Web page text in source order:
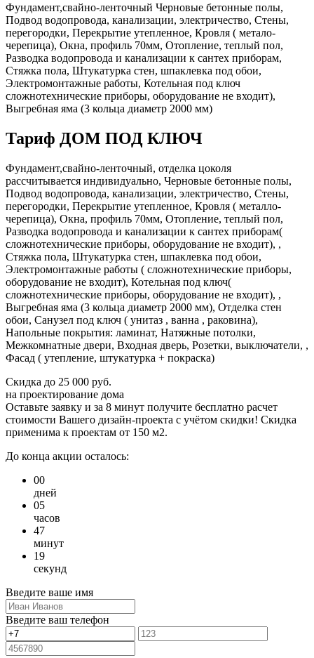
Фундамент,свайно-ленточный Черновые бетонные полы,
Подвод водопровода, канализации, электричество, Стены,
перегородки, Перекрытие утепленное, Кровля ( метало-
черепица), Окна, профиль 70мм, Отопление, теплый пол,
Разводка водопровода и канализации к сантех приборам,
Стяжка пола, Штукатурка стен, шпаклевка под обои,
Электромонтажные работы, Котельная под ключ
сложнотехнические приборы, оборудование не входит),
Выгребная яма (3 кольца диаметр 2000 мм)
Тариф ДОМ ПОД КЛЮЧ
Фундамент,свайно-ленточный, отделка цоколя
рассчитывается индивидуально, Черновые бетонные полы,
Подвод водопровода, канализации, электричество, Стены,
перегородки, Перекрытие утепленное, Кровля ( металло-
черепица), Окна, профиль 70мм, Отопление, теплый пол,
Разводка водопровода и канализации к сантех приборам(
сложнотехнические приборы, оборудование не входит), ,
Стяжка пола, Штукатурка стен, шпаклевка под обои,
Электромонтажные работы ( сложнотехнические приборы,
оборудование не входит), Котельная под ключ(
сложнотехнические приборы, оборудование не входит), ,
Выгребная яма (3 кольца диаметр 2000 мм), Отделка стен
обои, Санузел под ключ ( унитаз , ванна , раковина),
Напольные покрытия: ламинат, Натяжные потолки,
Межкомнатные двери, Входная дверь, Розетки, выключатели, ,
Фасад ( утепление, штукатурка + покраска)
Скидка до 25 000 руб.
на проектирование дома
Оставьте заявку и за 8 минут получите бесплатно расчет
стоимости Вашего дизайн-проекта с учётом скидки! Скидка
применима к проектам от 150 м2.
До конца акции осталось:
00
дней
05
часов
47
минут
19
секунд
Введите ваше имя
Введите ваш телефон